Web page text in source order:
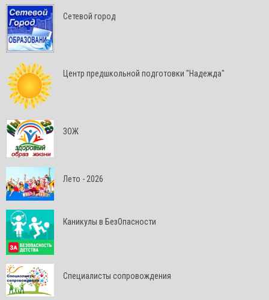
Сетевой город
Центр предшкольной подготовки "Надежда"
ЗОЖ
Лето - 2026
Каникулы в БезОпасности
Специалисты сопровождения